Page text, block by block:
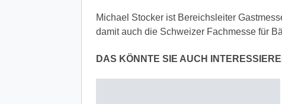
Michael Stocker ist Bereichsleiter
damit auch die Schweizer Fachmesse für
DAS KÖNNTE SIE AUCH